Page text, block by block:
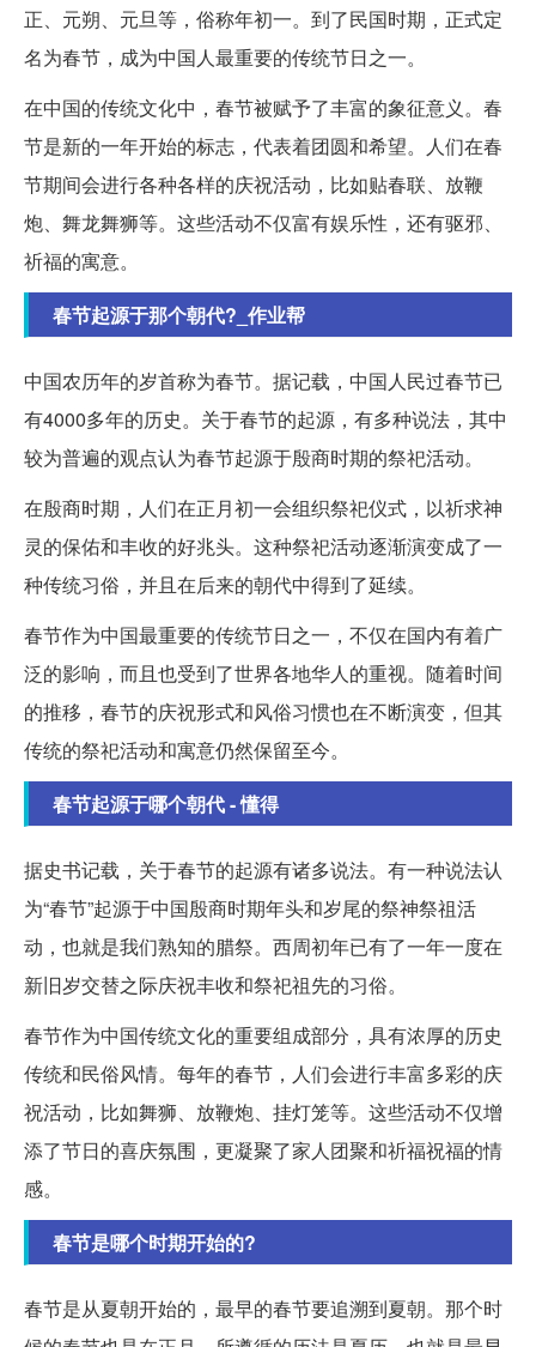
正、元朔、元旦等，俗称年初一。到了民国时期，正式定
名为春节，成为中国人最重要的传统节日之一。
在中国的传统文化中，春节被赋予了丰富的象征意义。春
节是新的一年开始的标志，代表着团圆和希望。人们在春
节期间会进行各种各样的庆祝活动，比如贴春联、放鞭
炮、舞龙舞狮等。这些活动不仅富有娱乐性，还有驱邪、
祈福的寓意。
春节起源于那个朝代?_作业帮
中国农历年的岁首称为春节。据记载，中国人民过春节已
有4000多年的历史。关于春节的起源，有多种说法，其中
较为普遍的观点认为春节起源于殷商时期的祭祀活动。
在殷商时期，人们在正月初一会组织祭祀仪式，以祈求神
灵的保佑和丰收的好兆头。这种祭祀活动逐渐演变成了一
种传统习俗，并且在后来的朝代中得到了延续。
春节作为中国最重要的传统节日之一，不仅在国内有着广
泛的影响，而且也受到了世界各地华人的重视。随着时间
的推移，春节的庆祝形式和风俗习惯也在不断演变，但其
传统的祭祀活动和寓意仍然保留至今。
春节起源于哪个朝代 - 懂得
据史书记载，关于春节的起源有诸多说法。有一种说法认
为“春节”起源于中国殷商时期年头和岁尾的祭神祭祖活
动，也就是我们熟知的腊祭。西周初年已有了一年一度在
新旧岁交替之际庆祝丰收和祭祀祖先的习俗。
春节作为中国传统文化的重要组成部分，具有浓厚的历史
传统和民俗风情。每年的春节，人们会进行丰富多彩的庆
祝活动，比如舞狮、放鞭炮、挂灯笼等。这些活动不仅增
添了节日的喜庆氛围，更凝聚了家人团聚和祈福祝福的情
感。
春节是哪个时期开始的?
春节是从夏朝开始的，最早的春节要追溯到夏朝。那个时